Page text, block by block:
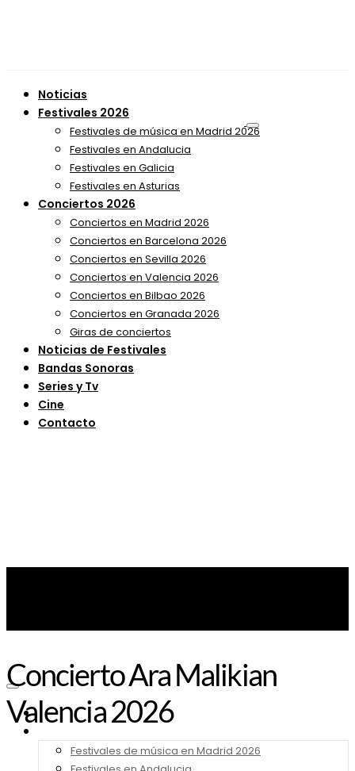
Noticias
Festivales 2026
Festivales de música en Madrid 2026
Festivales en Andalucia
Festivales en Galicia
Festivales en Asturias
Conciertos 2026
Conciertos en Madrid 2026
Conciertos en Barcelona 2026
Conciertos en Sevilla 2026
Conciertos en Valencia 2026
Conciertos en Bilbao 2026
Conciertos en Granada 2026
Giras de conciertos
Noticias de Festivales
Bandas Sonoras
Series y Tv
Cine
Contacto
Noticias
Festivales de música en Madrid 2026
Concierto Ara Malikian
Valencia 2026